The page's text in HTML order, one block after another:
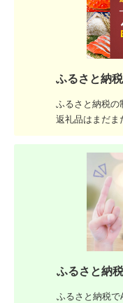
ふるさと納
ふるさと納税の
返礼品はまだま
ふるさと納
ふるさと納税